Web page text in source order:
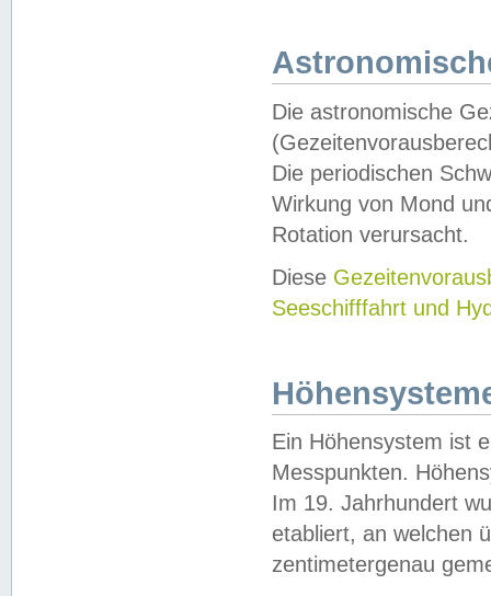
Die astronomische
Die periodischen
Wirkung von Mond
Rotation verursacht.
Diese
Seeschifffahrt und
Ein Höhensystem ist
Messpunkten.
Im 19. Jahrhundert
etabliert, an welchen
zentimetergenau